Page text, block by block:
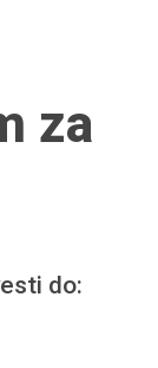
za
do: